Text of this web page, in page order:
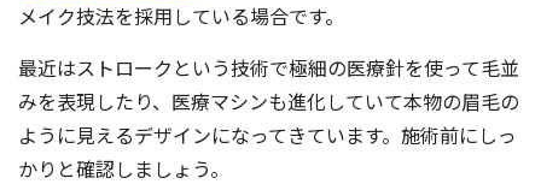
メイク技法を採用している場合です。
最近はストロークという技術で極細の医療針を使って毛並
みを表現したり、医療マシンも進化していて本物の眉毛の
ように見えるデザインになってきています。施術前にしっ
かりと確認しましょう。